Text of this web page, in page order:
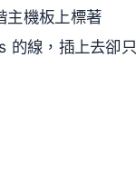
機板上標著
的線，插上去卻只